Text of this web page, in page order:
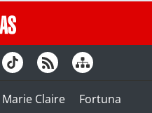
Marie Claire
Fortuna